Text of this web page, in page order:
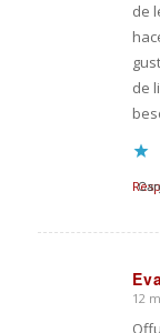
de
de
12